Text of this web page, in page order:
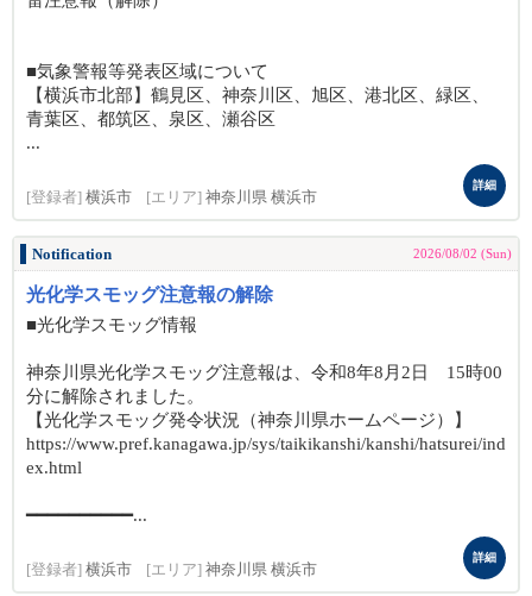
■気象警報等発表区域について
【横浜市北部】鶴見区、神奈川区、旭区、港北区、緑区、
青葉区、都筑区、泉区、瀬谷区
...
[登録者] 横浜市 [エリア] 神奈川県 横浜市
詳細
Notification 2026/08/02 (Sun)
光化学スモッグ注意報の解除
■光化学スモッグ情報
神奈川県光化学スモッグ注意報は、令和8年8月2日 15時00
分に解除されました。
【光化学スモッグ発令状況（神奈川県ホームページ）】
https://www.pref.kanagawa.jp/sys/taikikanshi/kanshi/hatsurei/ind
ex.html
━━━━━━━━━━...
[登録者] 横浜市 [エリア] 神奈川県 横浜市
詳細